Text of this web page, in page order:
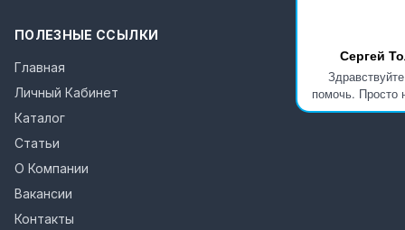
Сергей
помочь. Просто
ПОЛЕЗНЫЕ ССЫЛКИ
Главная
Личный Кабинет
Каталог
Статьи
О Компании
Вакансии
Контакты